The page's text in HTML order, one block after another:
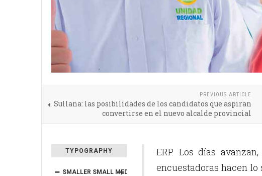
PREVIOUS ARTICLE
Sullana: las posibilidades de los candidatos que aspiran
convertirse en el nuevo alcalde provincial
TYPOGRAPHY
SMALLER SMALL MEDIUM BIGGER
ERP. Los días
encuestadoras hacen